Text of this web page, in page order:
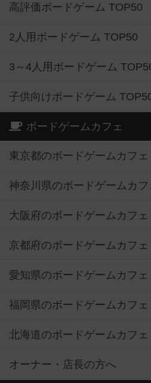
高評価ボードゲーム TOP50
2人用ボードゲーム TOP50
3～4人用ボードゲーム
子供向けボードゲーム
ボードゲームカフェ
東京都のボードゲームカフェ
神奈川県のボードゲームカフ
大阪府のボードゲームカフェ
京都府のボードゲームカフェ
愛知県のボードゲームカフェ
福岡県のボードゲームカフェ
北海道のボードゲームカフェ
オーナー・店長の方へ